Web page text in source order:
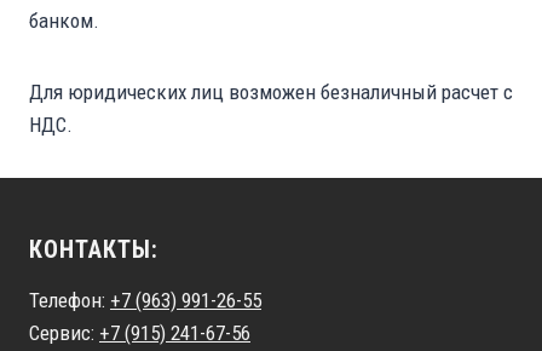
банком.
Для юридических лиц возможен безналичный расчет с
НДС.
КОНТАКТЫ:
Телефон: +7 (963) 991-26-55
Сервис: +7 (915) 241-67-56